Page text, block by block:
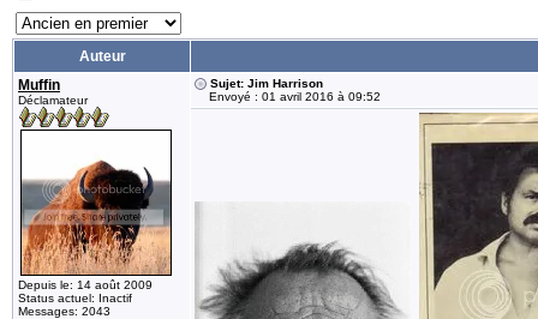
Auteur
Muffin
Déclamateur
Depuis le: 14 août 2009
Status actuel: Inactif
Messages: 2043
Sujet: Jim Harrison
Envoyé : 01 avril 2016 à 09:52